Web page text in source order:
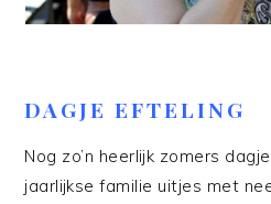
DAGJE EFTELING
Nog zo’n heerlijk zomers
jaarlijkse familie uitjes met